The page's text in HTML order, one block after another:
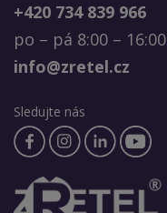
+420 734 839 966
po – pá 8:00 – 16:00
info@zretel.cz
Sledujte nás